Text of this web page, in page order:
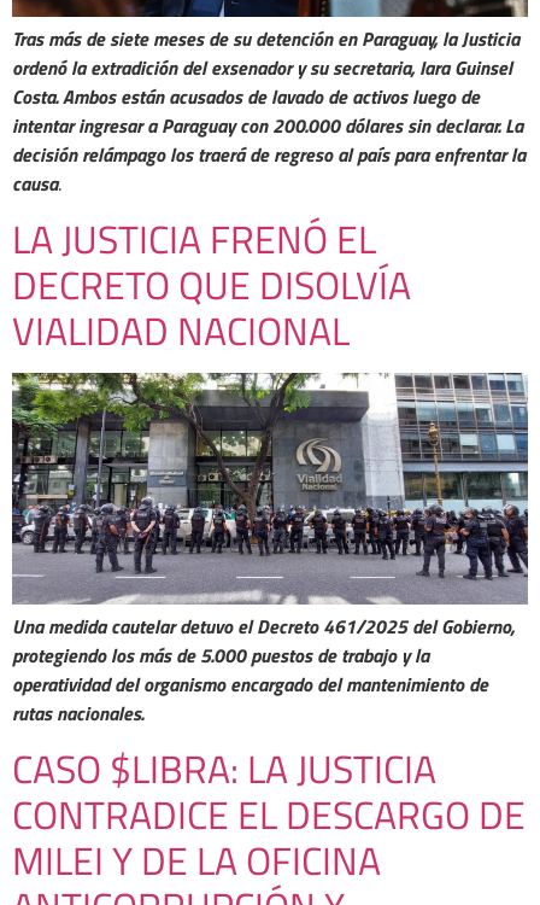
Tras más de siete meses de su detención en Paraguay, la Justicia
ordenó la extradición del exsenador y su secretaria, Iara Guinsel
Costa. Ambos están acusados de lavado de activos luego de
intentar ingresar a Paraguay con 200.000 dólares sin declarar. La
decisión relámpago los traerá de regreso al país para enfrentar la
causa.
LA JUSTICIA FRENÓ EL
DECRETO QUE DISOLVÍA
VIALIDAD NACIONAL
Una medida cautelar detuvo el Decreto 461/2025 del Gobierno,
protegiendo los más de 5.000 puestos de trabajo y la
operatividad del organismo encargado del mantenimiento de
rutas nacionales.
CASO $LIBRA: LA JUSTICIA
CONTRADICE EL DESCARGO DE
MILEI Y DE LA OFICINA